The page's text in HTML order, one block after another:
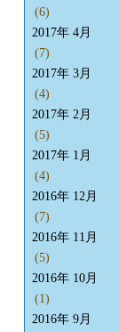
(6)
2017年 4月
(7)
2017年 3月
(4)
2017年 2月
(5)
2017年 1月
(4)
2016年 12月
(7)
2016年 11月
(5)
2016年 10月
(1)
2016年 9月